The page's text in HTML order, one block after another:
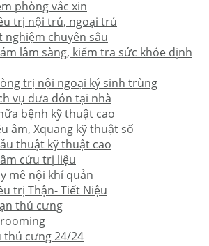
phòng vắc xin
trị nội trú, ngoại trú
nghiệm chuyên sâu
lâm sàng, kiểm tra sức khỏe định
trị nội ngoại ký sinh trùng
vụ đưa đón tại nhà
bệnh kỹ thuật cao
âm, Xquang kỹ thuật số
thuật kỹ thuật cao
cứu trị liệu
mê nội khí quản
trị Thận- Tiết Niệu
thú cưng
thú cưng 24/24